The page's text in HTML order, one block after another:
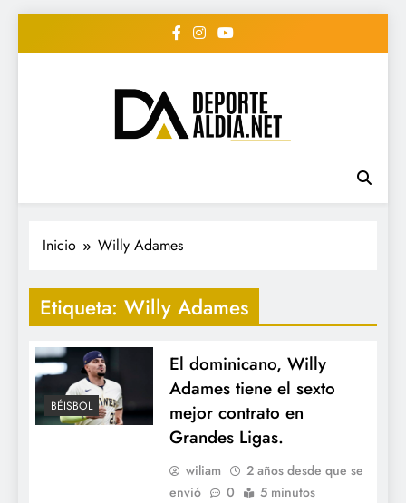
• DEPORTE AL DIA •
"Periodico Deportivo
Digital"
#deportealdiard #deportealdiaperiodico
Inicio Willy Adames
Etiqueta: Willy Adames
BÉISBOL
El dominicano, Willy
Adames tiene el sexto
mejor contrato en
Grandes Ligas.
wiliam
2 años desde que se
envió
0 5 minutos